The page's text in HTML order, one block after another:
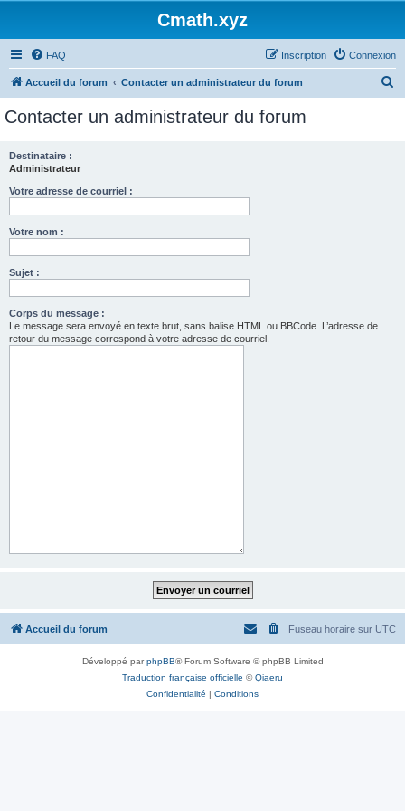
Cmath.xyz
FAQ Connexion
Inscription
Accueil du forum Contacter un administrateur du forum
Contacter un administrateur du forum
Destinataire :
Administrateur
Votre adresse de courriel :
Votre nom :
Sujet :
Corps du message :
Le message sera envoyé en texte brut, sans balise HTML ou BBCode. L’adresse de
retour du message correspond à votre adresse de courriel.
Accueil du forum Fuseau horaire sur UTC
Développé parphpBB® Forum Software © phpBB Limited
Traduction française officielle ©Qiaeru
Confidentialité | Conditions